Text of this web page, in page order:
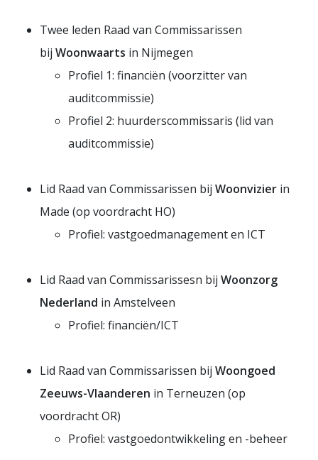
Twee leden Raad van Commissarissen
bij Woonwaarts in Nijmegen
Profiel 1: financiën (voorzitter van
auditcommissie)
Profiel 2: huurderscommissaris (lid van
auditcommissie)
Lid Raad van Commissarissen bij Woonvizier in
Made (op voordracht HO)
Profiel: vastgoedmanagement en ICT
Lid Raad van Commissarissesn bij Woonzorg
Nederland in Amstelveen
Profiel: financiën/ICT
Lid Raad van Commissarissen bij Woongoed
Zeeuws-Vlaanderen in Terneuzen (op
voordracht OR)
Profiel: vastgoedontwikkeling en -beheer